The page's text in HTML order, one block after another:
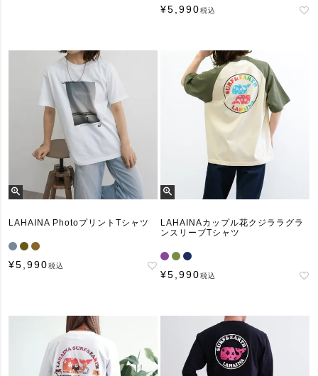
¥5,990税込
LAHAINA PhotoプリントTシャツ
¥5,990税込
LAHAINAカップル花クジララグラ
ンスリーブTシャツ
¥5,990税込